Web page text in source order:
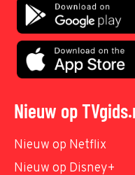
Nieuw op
Nieuw op Netflix
Nieuw op Disney+